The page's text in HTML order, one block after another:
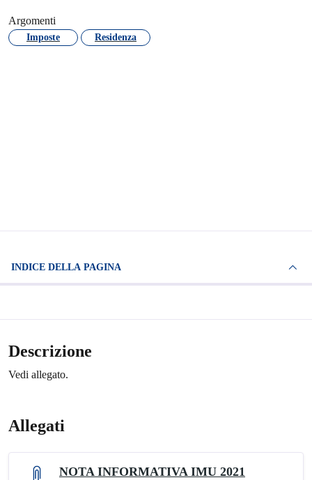
Argomenti
Imposte Residenza
INDICE DELLA PAGINA
Descrizione
Vedi allegato.
Allegati
NOTA INFORMATIVA IMU 2021